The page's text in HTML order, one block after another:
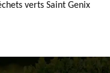
verts Saint Genix